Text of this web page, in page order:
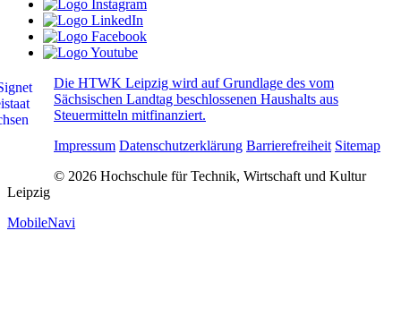
Die HTWK Leipzig wird auf Grundlage des vom
Sächsischen Landtag beschlossenen Haushalts aus
Steuermitteln mitfinanziert.
Impressum Datenschutzerklärung Barrierefreiheit Sitemap
© 2026 Hochschule für Technik, Wirtschaft und Kultur
Leipzig
MobileNavi